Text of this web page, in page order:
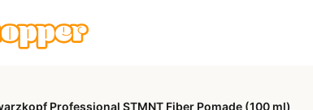
Professional STMNT Fiber Pomade (100 ml)